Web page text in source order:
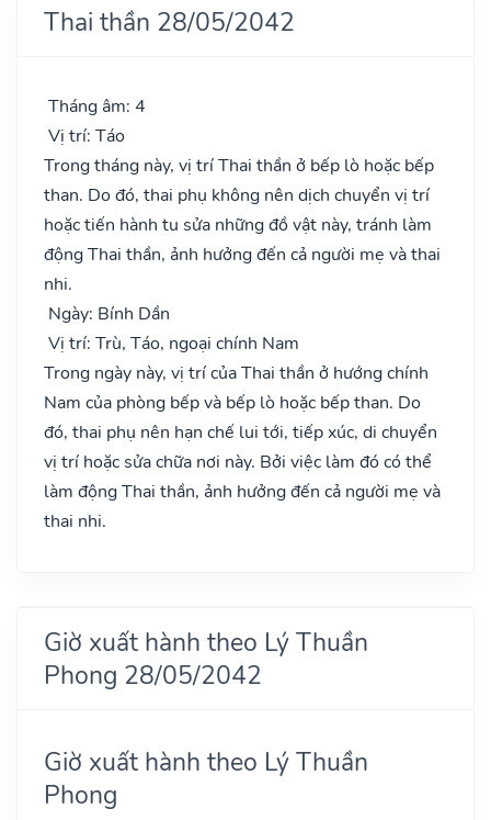
Thai thần 28/05/2042
Tháng âm: 4
Vị trí: Táo
Trong tháng này, vị trí Thai thần ở bếp lò hoặc bếp
than. Do đó, thai phụ không nên dịch chuyển vị trí
hoặc tiến hành tu sửa những đồ vật này, tránh làm
động Thai thần, ảnh hưởng đến cả người mẹ và thai
nhi.
Ngày: Bính Dần
Vị trí: Trù, Táo, ngoại chính Nam
Trong ngày này, vị trí của Thai thần ở hướng chính
Nam của phòng bếp và bếp lò hoặc bếp than. Do
đó, thai phụ nên hạn chế lui tới, tiếp xúc, di chuyển
vị trí hoặc sửa chữa nơi này. Bởi việc làm đó có thể
làm động Thai thần, ảnh hưởng đến cả người mẹ và
thai nhi.
Giờ xuất hành theo Lý Thuần
Phong 28/05/2042
Giờ xuất hành theo Lý Thuần
Phong